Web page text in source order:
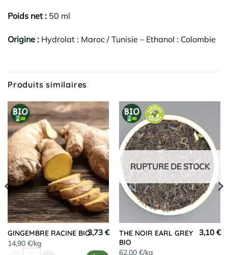
Poids net : 50 ml
Origine : Hydrolat : Maroc / Tunisie – Ethanol : Colombie
Produits similaires
GINGEMBRE RACINE BIO
14,90 €/kg
3,73 €
RUPTURE DE STOCK
THE NOIR EARL GREY
BIO
62,00 €/kg
3,10 €